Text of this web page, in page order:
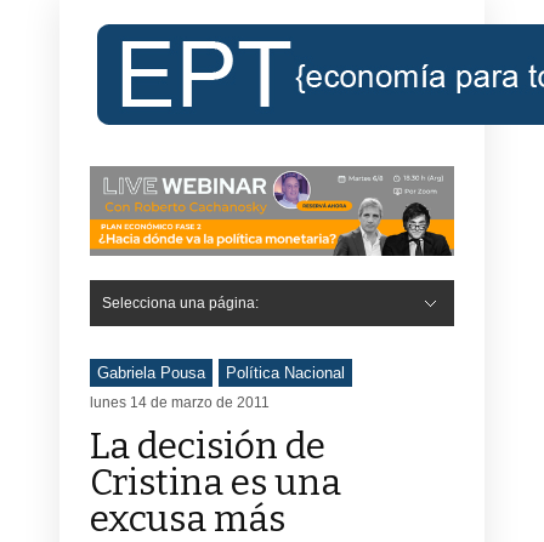
Selecciona una página:
Gabriela Pousa Política Nacional
lunes 14 de marzo de 2011
La decisión de
Cristina es una
excusa más